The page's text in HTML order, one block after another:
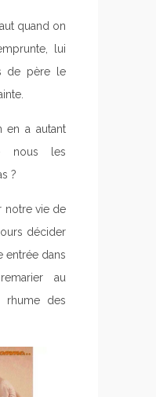
quand on
lui
de père le
a autant
nous les
?
notre vie de
décider
entrée dans
au
rhume des